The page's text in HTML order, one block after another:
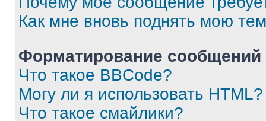
Как мне вновь поднять мою
Форматирование
Что такое BBCode?
Могу ли я использовать HTML?
Что такое смайлики?